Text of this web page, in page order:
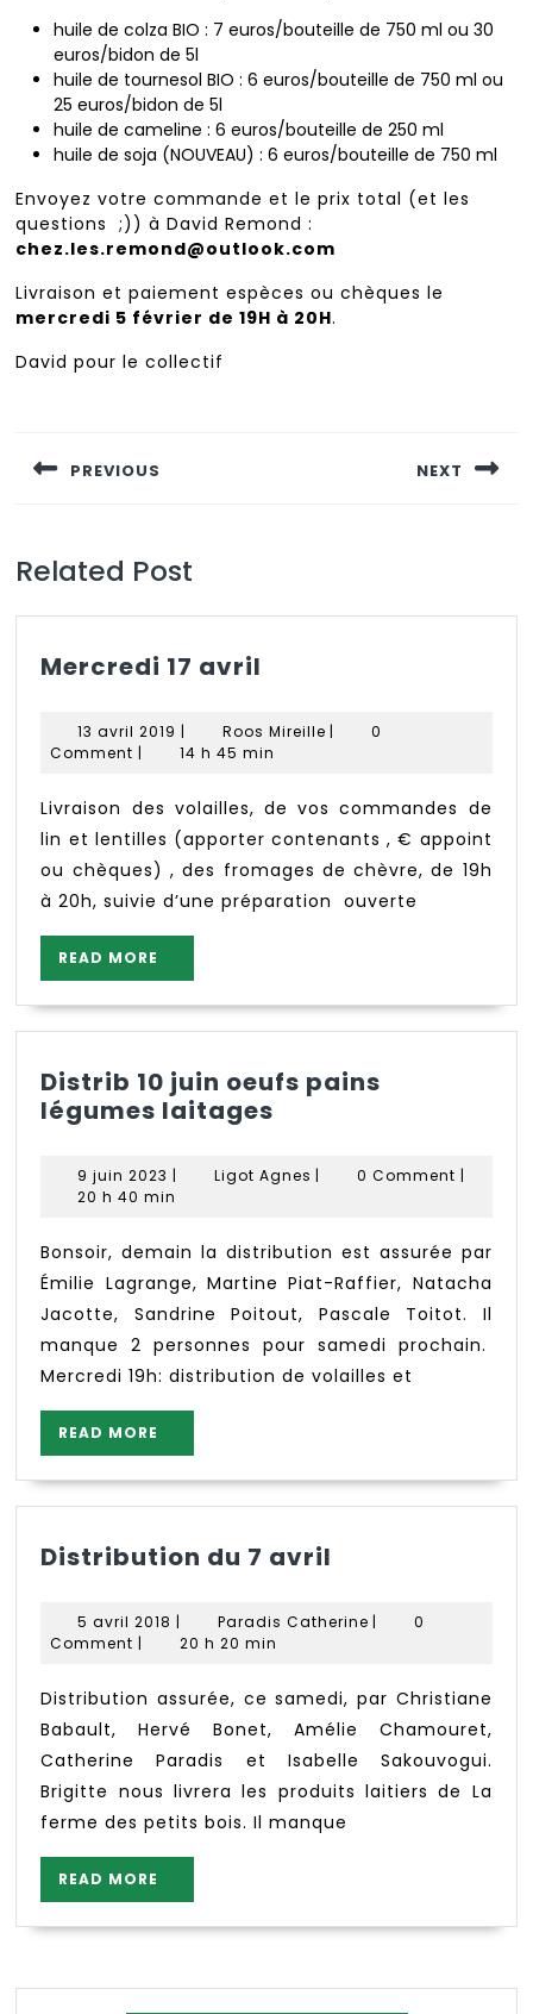
huile de colza BIO : 7 euros/bouteille de 750 ml ou 30
euros/bidon de 5l
huile de tournesol BIO : 6 euros/bouteille de 750 ml ou
25 euros/bidon de 5l
huile de cameline : 6 euros/bouteille de 250 ml
huile de soja (NOUVEAU) : 6 euros/bouteille de 750 ml
Envoyez votre commande et le prix total (et les
questions ;)) à David Remond :
chez.les.remond@outlook.com
Livraison et paiement espèces ou chèques le
mercredi 5 février de 19H à 20H.
David pour le collectif
l’article
PREVIOUS NEXT
Related Post
Mercredi 17 avril
avril
13 avril 2019 13
avril
| Roos MireilleRoos
|
0
Comment | 14 h 45 min
Livraison des volailles, de vos commandes de
lin et lentilles (apporter contenants , € appoint
ou chèques) , des fromages de chèvre, de 19h
à 20h, suivie d’une préparation ouverte
READ MORE
MORE
Distrib 10 juin oeufs pains
légumes laitages
juin
oeufs
légumes
laitages
9 juin 2023 9
juin
| Ligot Agnes Ligot
| 0 Comment |
20 h 40 min
Bonsoir, demain la distribution est assurée par
Émilie Lagrange, Martine Piat-Raffier, Natacha
Jacotte, Sandrine Poitout, Pascale Toitot. Il
manque 2 personnes pour samedi prochain.
Mercredi 19h: distribution de volailles et
READ MORE
MORE
Distribution du 7 avril
7
5 avril 2018 5
avril
| Paradis CatherineParadis
|
0
Comment | 20 h 20 min
Distribution assurée, ce samedi, par Christiane
Babault, Hervé Bonet, Amélie Chamouret,
Catherine Paradis et Isabelle Sakouvogui.
Brigitte nous livrera les produits laitiers de La
ferme des petits bois. Il manque
READ MORE
MORE